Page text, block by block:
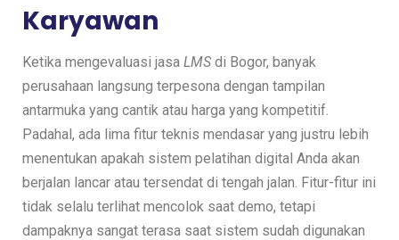
Karyawan
Ketika mengevaluasi jasa LMS di Bogor, banyak
perusahaan langsung terpesona dengan tampilan
antarmuka yang cantik atau harga yang kompetitif.
Padahal, ada lima fitur teknis mendasar yang justru lebih
menentukan apakah sistem pelatihan digital Anda akan
berjalan lancar atau tersendat di tengah jalan. Fitur-fitur ini
tidak selalu terlihat mencolok saat demo, tetapi
dampaknya sangat terasa saat sistem sudah digunakan